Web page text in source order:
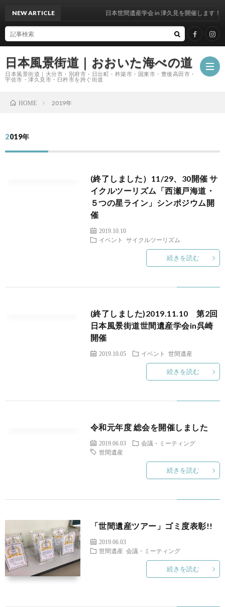
日本風景街道｜おおいた海べの道
日本風景街道｜大分市・別府市・日出町・杵築市・国東市・豊後高田市・
宇佐市・津久見市・臼杵市を跨ぐ街道
ム
た
ち
つ
て
動
績
合
ク
NEW ARTICLE 日本世間遺産学会 in 津久見を開催します！
HOME 2019年
2019年
(終了しました）11/29、30開催 サ
イクルツーリズム「西瀬戸海道・
５つの星ライン」シンポジウム開
催
2019.10.10
イベント
サイクルツーリズム
続きを読む
(終了しました)2019.11.10 第2回
日本風景街道世間遺産学会in呉崎
開催
2019.10.05 イベント 世間遺産
続きを読む
令和元年度 総会を開催しました
2019.06.03
会議・ミーティング
世間遺産
続きを読む
「世間遺産ツアー」ゴミ度表彰!!
2019.06.03
世間遺産 会議・ミーティング
続きを読む